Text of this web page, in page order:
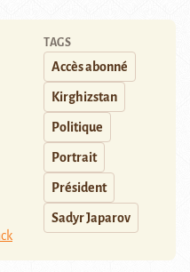
TAGS
Accès abonné
Kirghizstan
Politique
Portrait
Président
Sadyr Japarov